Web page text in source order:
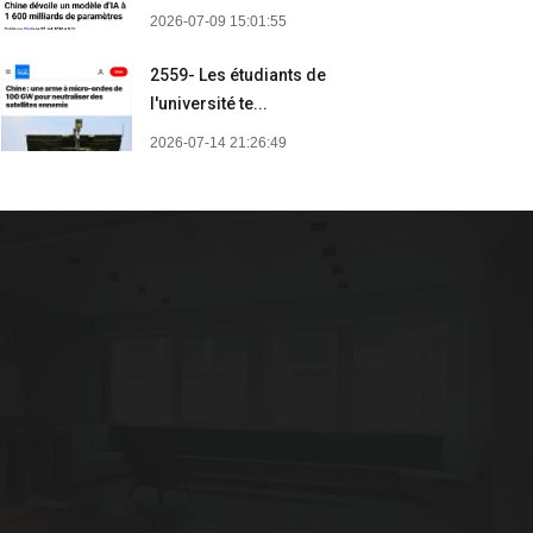
2026-07-09 15:01:55
2559- Les étudiants de
l'université te...
2026-07-14 21:26:49